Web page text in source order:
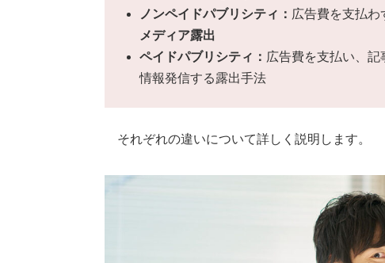
ノンペイドパブリシティ： 広告費を支払わ
メディア露出
ペイドパブリシティ： 広告費を支払い、
情報発信する露出手法
それぞれの違いについて詳しく説明します。